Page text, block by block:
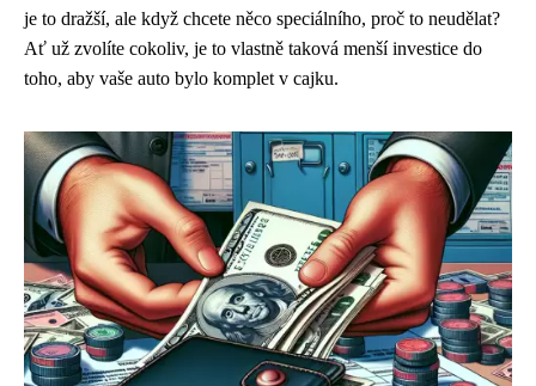
je to dražší, ale když chcete něco speciálního, proč to neudělat?
Ať už zvolíte cokoliv, je to vlastně taková menší investice do
toho, aby vaše auto bylo komplet v cajku.